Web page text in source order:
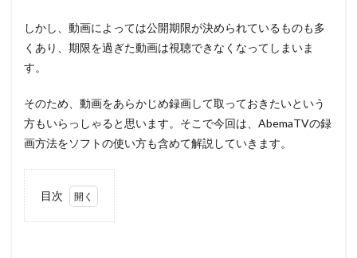
しかし、動画によっては公開期限が決められているものも多
くあり、期限を過ぎた動画は視聴できなくなってしまいま
す。
そのため、動画をあらかじめ録画して取っておきたいという
方もいらっしゃると思います。そこで今回は、AbemaTVの録
画方法をソフトの使い方も含めて解説していきます。
目次